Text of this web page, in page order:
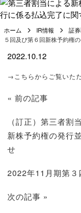
ホーム IR情報 証
５回及び第６回新株予約権
2022.10.12
→こちらからご覧いただ
投
稿
ナ
ビ
ゲ
ー
« 前の記事
（訂正）第三者割
新株予約権の発行
せ
2022年11月期第３
次の記事 »